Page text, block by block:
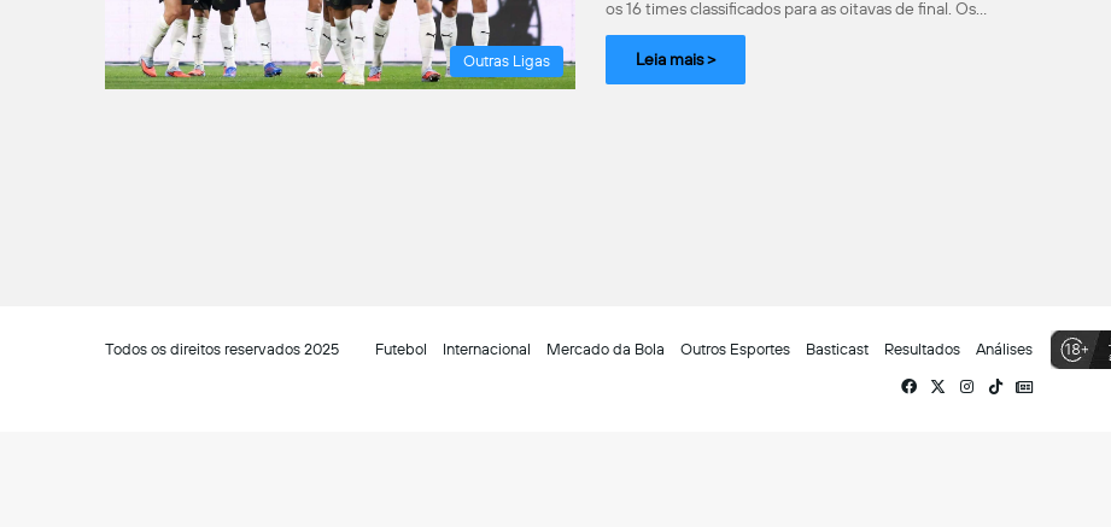
Outras Ligas
os 16 times classificados para as oitavas de final. Os…
Leia mais >
Todos os direitos reservados 2025 Futebol Internacional Mercado da Bola Outros Esportes Basticast Resultados
Análises
Facebook
X Instagram
TikTokSiga-